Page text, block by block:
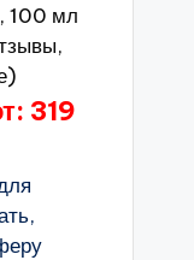
100 мл
319